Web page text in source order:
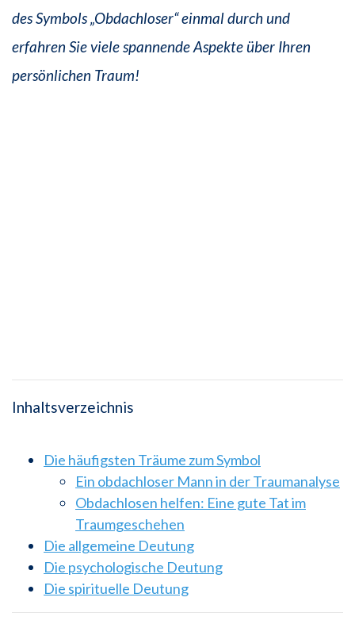
des Symbols „Obdachloser“ einmal durch und
erfahren Sie viele spannende Aspekte über Ihren
persönlichen Traum!
Inhaltsverzeichnis
Die häufigsten Träume zum Symbol
Ein obdachloser Mann in der Traumanalyse
Obdachlosen helfen: Eine gute Tat im
Traumgeschehen
Die allgemeine Deutung
Die psychologische Deutung
Die spirituelle Deutung